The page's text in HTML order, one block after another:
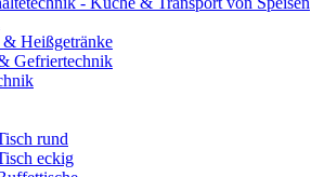
Heißgetränke
Gefriertechnik
rund
eckig